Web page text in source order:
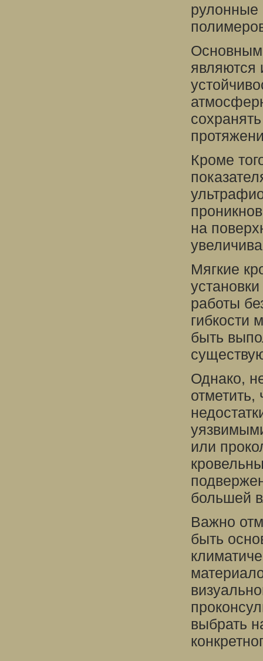
рулонные
являются
Кроме
на
Мягкие
работы
гибкости
быть
Однако,
отметить,
или
большей
Важно
быть
выбрать